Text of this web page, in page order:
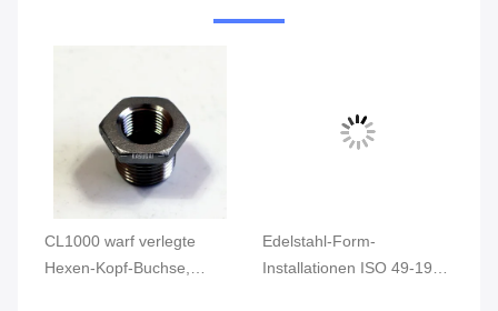
CL1000 warf verlegte
Hexen-Kopf-Buchse,
Edelstahl-Form-
Installationen ISO 49-1994